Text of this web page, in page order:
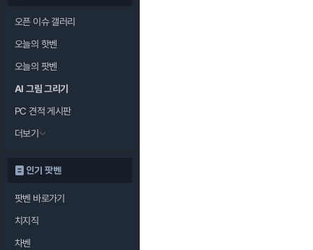
오픈 이슈 갤러리
오늘의 핫벤
오늘의 팟벤
AI 그림 그리기
PC 견적 게시판
더보기
인기 팟벤
팟벤 바로가기
치지직
차벤